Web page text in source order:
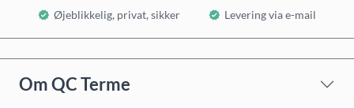
Øjeblikkelig, privat, sikker Levering via e-mail
Om QC Terme